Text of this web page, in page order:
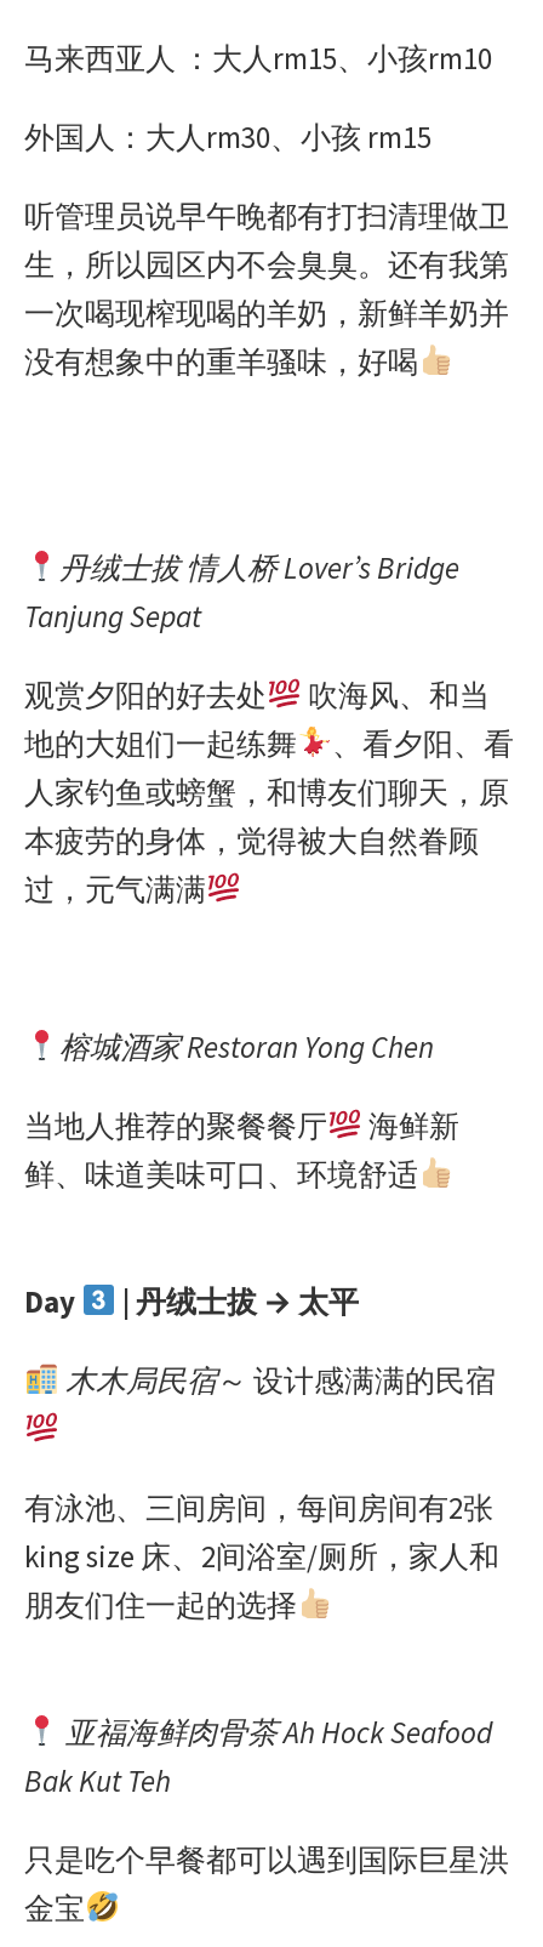
马来西亚人 ：大人rm15、小孩rm10
外国人：大人rm30、小孩 rm15
听管理员说早午晚都有打扫清理做卫
生，所以园区内不会臭臭。还有我第
一次喝现榨现喝的羊奶，新鲜羊奶并
没有想象中的重羊骚味，好喝
丹绒士拔 情人桥 Lover’s Bridge
Tanjung Sepat
观赏夕阳的好去处
吹海风、和当
地的大姐们一起练舞
、看夕阳、看
人家钓鱼或螃蟹，和博友们聊天，原
本疲劳的身体，觉得被大自然眷顾
过，元气满满
榕城酒家 Restoran Yong Chen
当地人推荐的聚餐餐厅
海鲜新
鲜、味道美味可口、环境舒适
Day | 丹绒士拔 → 太平
木木局民宿～ 设计感满满的民宿
有泳池、三间房间，每间房间有2张
king size 床、2间浴室/厕所，家人和
朋友们住一起的选择
亚福海鲜肉骨茶 Ah Hock Seafood
Bak Kut Teh
只是吃个早餐都可以遇到国际巨星洪
金宝